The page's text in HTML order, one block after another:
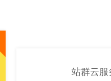
站群云